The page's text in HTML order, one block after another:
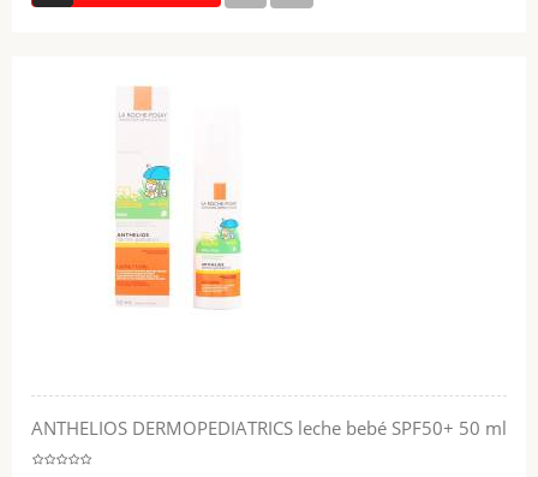
ANTHELIOS DERMOPEDIATRICS leche bebé SPF50+ 50 ml